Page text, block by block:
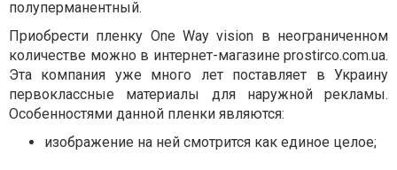
полуперманентный.
Приобрести пленку One Way vision в неограниченном
количестве можно в интернет-магазине prostirco.com.ua.
Эта компания уже много лет поставляет в Украину
первоклассные материалы для наружной рекламы.
Особенностями данной пленки являются:
изображение на ней смотрится как единое целое;